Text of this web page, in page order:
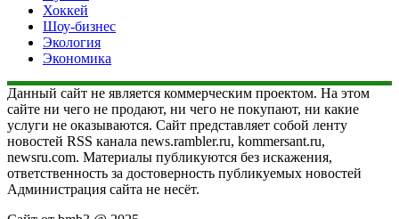
Хоккей
Шоу-бизнес
Экология
Экономика
Данный сайт не является коммерческим проектом. На этом
сайте ни чего не продают, ни чего не покупают, ни какие
услуги не оказываются. Сайт представляет собой ленту
новостей RSS канала news.rambler.ru, kommersant.ru,
newsru.com. Материалы публикуются без искажения,
ответственность за достоверность публикуемых новостей
Администрация сайта не несёт.